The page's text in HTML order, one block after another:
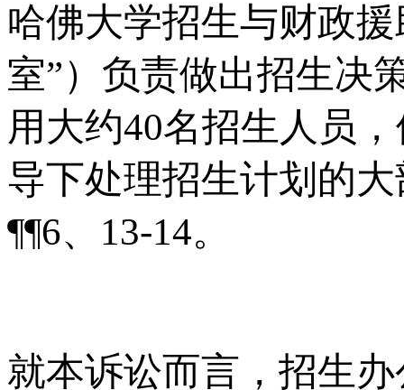
哈佛大学招生与财政
室”）负责做出招生决
用大约40名招生人员
导下处理招生计划的
¶¶6、13-14。
就本诉讼而言，招生